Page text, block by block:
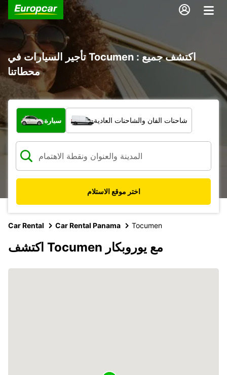
تأجير السيارات في Tocumen : اكتشف جميع
محطاتنا
ما نوع المركبة؟
سيارة شاحنات الفان والشاحنات العادية
اختر موقع الاستلام
Car Rental Car Rental Panama Tocumen
اكتشف Tocumen مع يوروبكار